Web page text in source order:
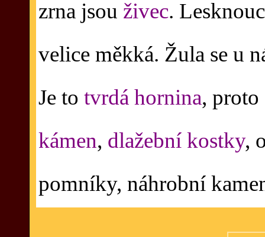
zrna jsou živec.
velice měkká. Žula se u
Je to tvrdá hornina,
kámen, dlažební kostky,
pomníky, náhrobní